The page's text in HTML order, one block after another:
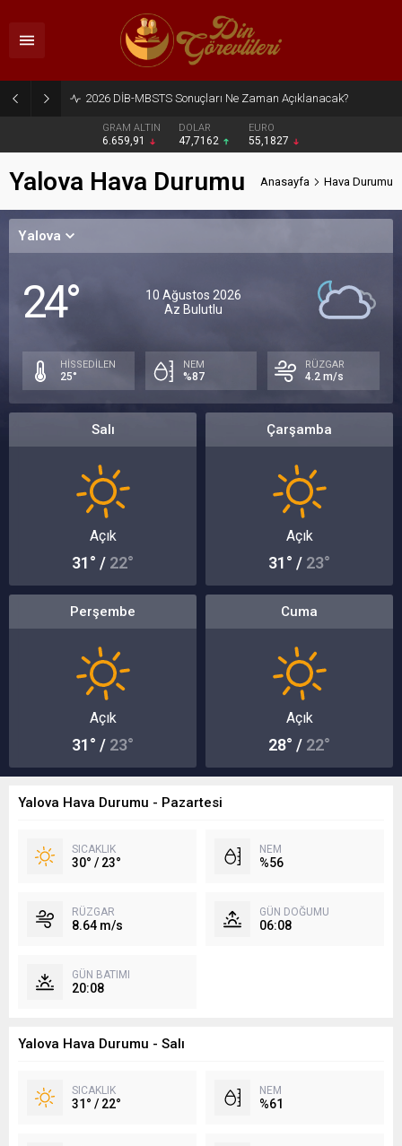
2026 DİB-MBSTS Sonuçları Ne Zaman Açıklanacak?
GRAM ALTIN
6.659,91
DOLAR
47,7162
EURO
55,1827
Yalova Hava Durumu Anasayfa Hava Durumu
Yalova
24°
10 Ağustos 2026
Az Bulutlu
HİSSEDİLEN
25°
NEM
%87
RÜZGAR
4.2 m/s
Salı
Açık
31° / 22°
Çarşamba
Açık
31° / 23°
Perşembe
Açık
31° / 23°
Cuma
Açık
28° / 22°
Yalova Hava Durumu - Pazartesi
SICAKLIK
30° / 23°
NEM
%56
RÜZGAR
8.64 m/s
GÜN DOĞUMU
06:08
GÜN BATIMI
20:08
Yalova Hava Durumu - Salı
SICAKLIK
31° / 22°
NEM
%61